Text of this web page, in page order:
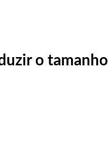
o tamanho